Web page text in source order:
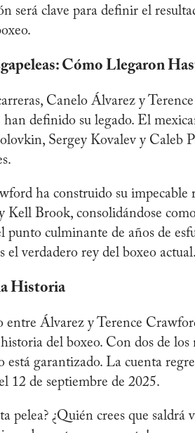
será clave para definir el
Cómo Llegaron
Canelo Álvarez y
han definido su legado. El
Sergey Kovalev y Caleb
ha construido su impecable
Kell Brook, consolidándose
punto culminante de años de
el verdadero rey del boxeo
Historia
Álvarez y Terence
del boxeo. Con dos de
está garantizado. La cuenta
12 de septiembre de 2025.
pelea? ¿Quién crees que